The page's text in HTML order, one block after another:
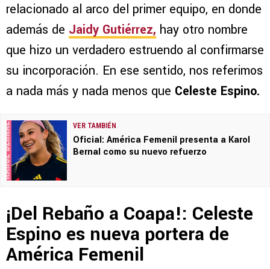
relacionado al arco del primer equipo, en donde
además de Jaidy Gutiérrez, hay otro nombre
que hizo un verdadero estruendo al confirmarse
su incorporación. En ese sentido, nos referimos
a nada más y nada menos que Celeste Espino.
VER TAMBIÉN
Oficial: América Femenil presenta a Karol
Bernal como su nuevo refuerzo
¡Del Rebaño a Coapa!: Celeste
Espino es nueva portera de
América Femenil